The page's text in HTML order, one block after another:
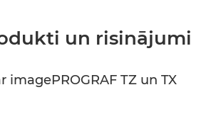
un risinājumi
imagePROGRAF TZ un TX